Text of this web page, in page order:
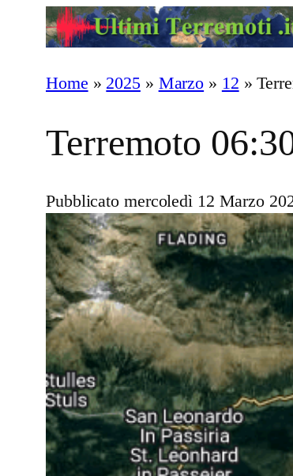
Home » 2025» Marzo » 12 »
Terremoto
Pubblicato mercoledì 12 Marzo